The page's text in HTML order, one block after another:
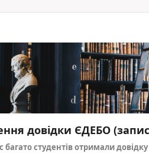
багато студентів отримали довідку